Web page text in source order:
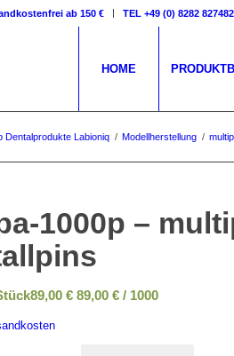
ab 150 € TEL +49 (0) 8282 827482
HOME
Dentalprodukte Labioniq / Modellherstellung /
1000p –
89,00€ 89,00€ / 1000